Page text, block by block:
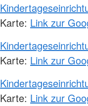
Karte: Link zur
Karte: Link zur
Karte: Link zur